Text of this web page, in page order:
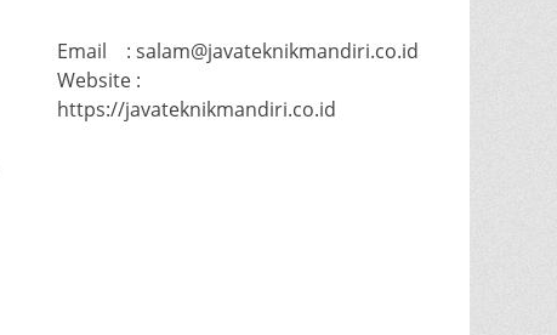
Email : salam@javateknikmandiri.co.id
Website :
https://javateknikmandiri.co.id